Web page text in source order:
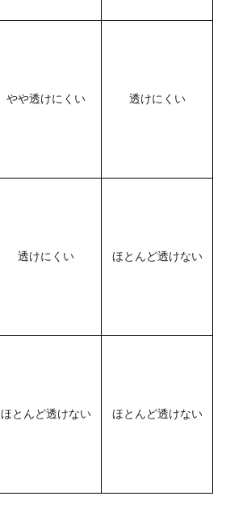
やや透けにくい 透けにくい
透けにくい ほとんど透けない
ほとんど透けない ほとんど透けない